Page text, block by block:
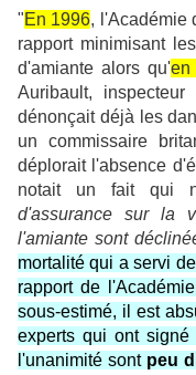
"En 1996, l'Académie
rapport minimisant
d'amiante alors qu'en
Auribault,
dénonçait déjà les
un commissaire
déplorait l'absence
notait un fait qui
d'assurance sur la
l'amiante sont
mortalité qui a servi
rapport de
sous-estimé, il est
experts qui ont
l'unanimité sont peu